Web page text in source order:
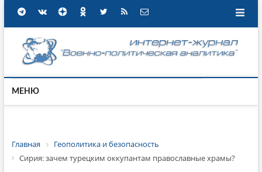
МЕНЮ
Главная
Геополитика и безопасность
Сирия: зачем турецким оккупантам православные храмы?